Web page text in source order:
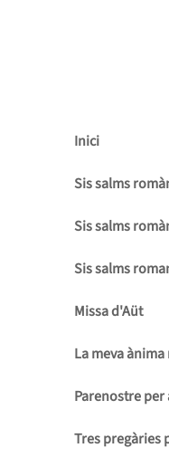
Inici
Sis salms
Sis salms
Sis salms
Missa d'Aüt
La meva
Parenostre
Tres pregàries